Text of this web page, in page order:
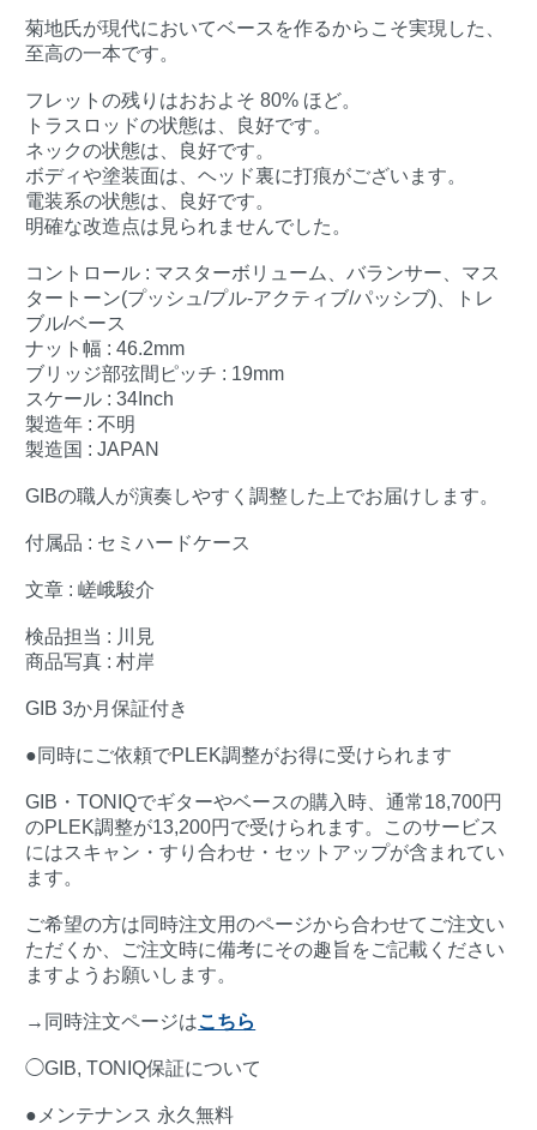
菊地氏が現代においてベースを作るからこそ実現した、
至高の一本です。
フレットの残りはおおよそ 80% ほど。
トラスロッドの状態は、良好です。
ネックの状態は、良好です。
ボディや塗装面は、ヘッド裏に打痕がございます。
電装系の状態は、良好です。
明確な改造点は見られませんでした。
コントロール : マスターボリューム、バランサー、マス
タートーン(プッシュ/プル-アクティブ/パッシブ)、トレ
ブル/ベース
ナット幅 : 46.2mm
ブリッジ部弦間ピッチ : 19mm
スケール : 34Inch
製造年 : 不明
製造国 : JAPAN
GIBの職人が演奏しやすく調整した上でお届けします。
付属品 : セミハードケース
文章 : 嵯峨駿介
検品担当 : 川見
商品写真 : 村岸
GIB 3か月保証付き
●同時にご依頼でPLEK調整がお得に受けられます
GIB・TONIQでギターやベースの購入時、通常18,700円
のPLEK調整が13,200円で受けられます。このサービス
にはスキャン・すり合わせ・セットアップが含まれてい
ます。
ご希望の方は同時注文用のページから合わせてご注文い
ただくか、ご注文時に備考にその趣旨をご記載ください
ますようお願いします。
→同時注文ページはこちら
◯GIB, TONIQ保証について
●メンテナンス 永久無料